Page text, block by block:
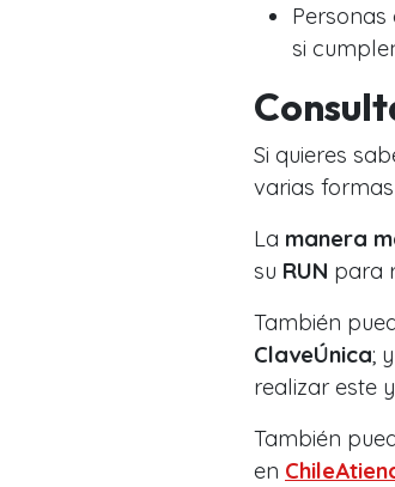
si
Si quieres
varias
La manera
su RUN para
También
ClaveÚnica;
realizar este
También
en